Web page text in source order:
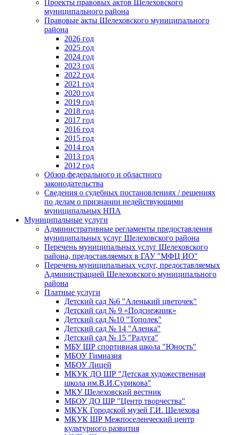
Проекты правовых актов Шелеховского
муниципального района
Правовые акты Шелеховского муниципального
района
2026 год
2025 год
2024 год
2023 год
2022 год
2021 год
2020 год
2019 год
2018 год
2017 год
2016 год
2015 год
2014 год
2013 год
2012 год
Обзор федерального и областного
законодательства
Сведения о судебных постановлениях / решениях
по делам о признании недействующими
муниципальных НПА
Муниципальные услуги
Административные регламенты предоставления
муниципальных услуг Шелеховского района
Перечень муниципальных услуг Шелеховского
района, предоставляемых в ГАУ "МФЦ ИО"
Перечень муниципальных услуг, предоставляемых
Администрацией Шелеховского муниципального
района
Платные услуги
Детский сад №6 "Аленький цветочек"
Детский сад № 9 «Подснежник»
Детский сад №10 "Тополек"
Детский сад № 14 "Аленка"
Детский сад № 15 "Радуга"
МБУ ШР спортивная школа "Юность"
МБОУ Гимназия
МБОУ Лицей
МКУК ДО ШР "Детская художественная
школа им.В.И.Сурикова"
МКУ Шелеховский вестник
МБОУ ДО ШР "Центр творчества"
МКУК Городской музей Г.И. Шелехова
МКУК ШР Межпоселенческий центр
культурного развития